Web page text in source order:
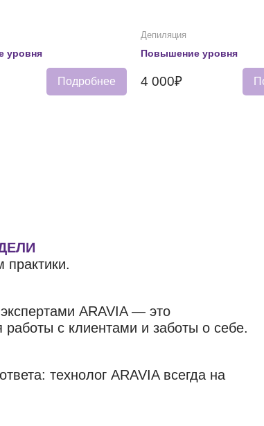
уровня
Подробнее
Депиляция
Повышение уровня
4 000₽
ARAVIA — это
с клиентами и заботы о себе.
технолог ARAVIA всегда на